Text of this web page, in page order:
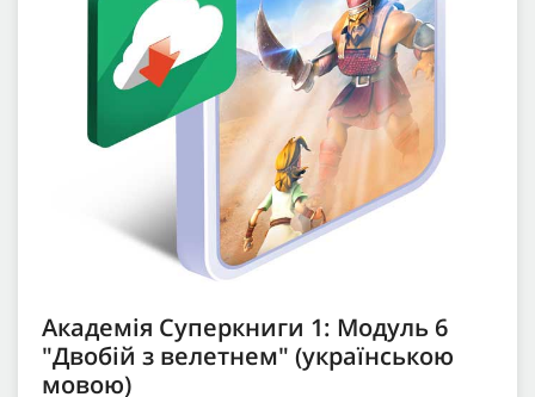
Академія Суперкниги 1: Модуль 6
"Двобій з велетнем" (українською
мовою)